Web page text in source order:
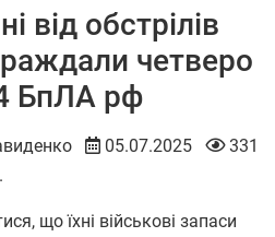
від обстрілів
четверо
БпЛА рф
05.07.2025 331
що їхні військові запаси